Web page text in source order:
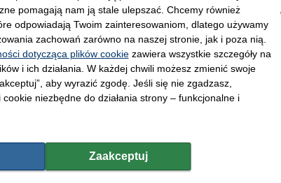
(2500 szt.), 123drukuj (5 ryz)
pomagają nam ją stale ulepszać. Chcemy również
odpowiadają Twoim zainteresowaniom, dlatego używamy
zachowań zarówno na naszej stronie, jak i poza nią.
dotycząca plików cookiezawiera wszystkie szczegóły na
i ich działania. W każdej chwili możesz zmienić swoje
aby wyrazić zgodę. Jeśli się nie zgadzasz,
niezbędne do działania strony – funkcjonalne i
Zaakceptuj